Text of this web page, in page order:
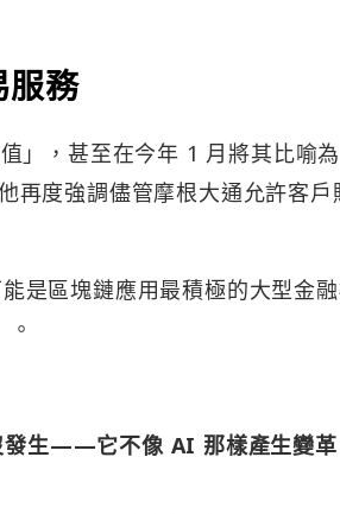
服務
」，甚至在今年 1 月將其比喻
再度強調儘管摩根大通允許客戶
區塊鏈應用最積極的大型金融
發生——它不像 AI 那樣產生變革